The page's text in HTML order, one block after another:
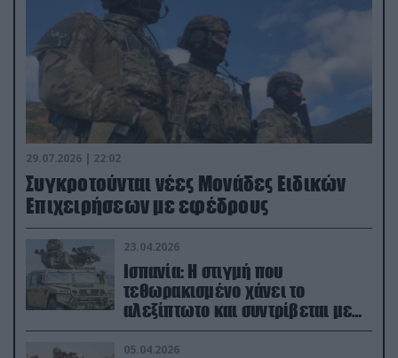
29.07.2026 | 22:02
Συγκροτούνται νέες Μονάδες Ειδικών
Επιχειρήσεων με εφέδρους
23.04.2026
Ισπανία: Η στιγμή που
τεθωρακισμένο χάνει το
αλεξίπτωτο και συντρίβεται με
ορμή στο έδαφος (βίντεο)
05.04.2026